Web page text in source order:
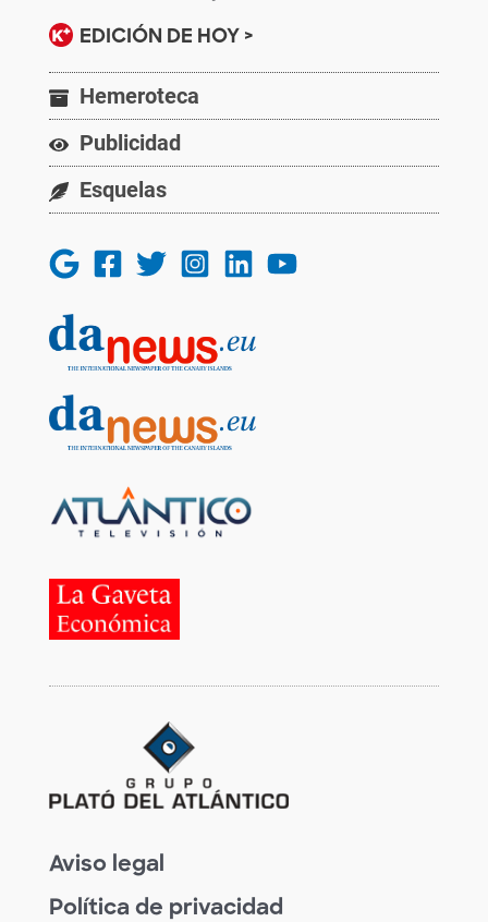
EDICIÓN DE HOY >
Hemeroteca
Publicidad
Esquelas
Aviso legal
Política de privacidad